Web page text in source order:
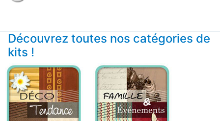
Découvrez toutes nos catégories de
kits !